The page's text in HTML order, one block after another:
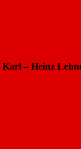
Karl – Heinz